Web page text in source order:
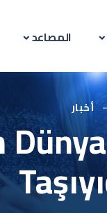
المصاعد
أخبار